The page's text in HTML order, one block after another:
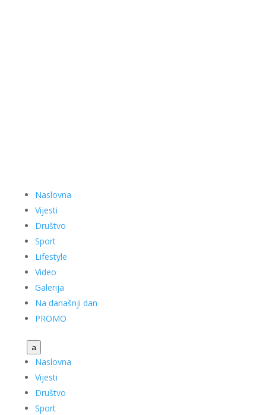
Naslovna
Vijesti
Društvo
Sport
Lifestyle
Video
Galerija
Na današnji dan
PROMO
a
Naslovna
Vijesti
Društvo
Sport